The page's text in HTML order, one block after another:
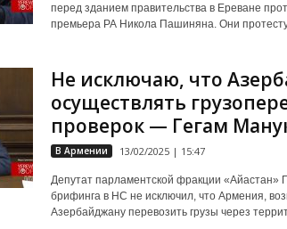
перед зданием правительства в Ереване
премьера РА Никола Пашиняна. Они
Не исключаю, что
осуществлять
проверок — Гегам
В Армении 13/02/2025 | 15:47
Депутат парламентской фракции «Айастан»
брифинга в НС не исключил, что Армения,
Азербайджану перевозить грузы через